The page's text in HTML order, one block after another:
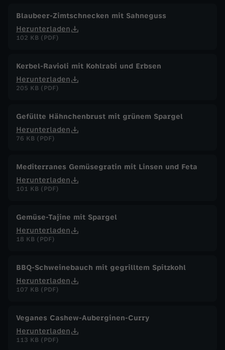
Blaubeer-Zimtschnecken mit Sahneguss
Herunterladen
102 KB (PDF)
Kerbel-Ravioli mit Kohlrabi und Erbsen
Herunterladen
205 KB (PDF)
Gefüllte Hähnchenbrust mit grünem Spargel
Herunterladen
76 KB (PDF)
Mediterranes Gemüsegratin mit Linsen und Feta
Herunterladen
101 KB (PDF)
Gemüse-Tajine mit Spargel
Herunterladen
18 KB (PDF)
BBQ-Schweinebauch mit gegrilltem Spitzkohl
Herunterladen
107 KB (PDF)
Veganes Cashew-Auberginen-Curry
Herunterladen
113 KB (PDF)